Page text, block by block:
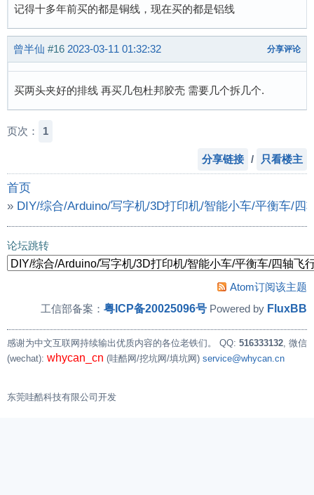
记得十多年前买的都是铜线，现在买的都是铝线
曾半仙 #16 2023-03-11 01:32:32 分享评论
买两头夹好的排线 再买几包杜邦胶壳 需要几个拆几个.
页次： 1
分享链接 / 只看楼主
首页
» DIY/综合/Arduino/写字机/3D打印机/智能小车/平衡车/四
»请大家推荐优质杜邦线供应商, 淘宝买过的几家，有的
论坛跳转
Atom订阅该主题
工信部备案： 粤ICP备20025096号 Powered by FluxBB
感谢为中文互联网持续输出优质内容的各位老铁们。 QQ: 516333132 , 微信
(wechat): whycan_cn (哇酷网/挖坑网/填坑网) service@whycan.cn
东莞哇酷科技有限公司开发